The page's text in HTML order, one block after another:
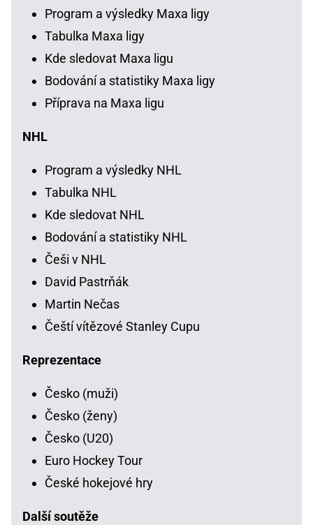
Program a výsledky Maxa ligy
Tabulka Maxa ligy
Kde sledovat Maxa ligu
Bodování a statistiky Maxa ligy
Příprava na Maxa ligu
NHL
Program a výsledky NHL
Tabulka NHL
Kde sledovat NHL
Bodování a statistiky NHL
Češi v NHL
David Pastrňák
Martin Nečas
Čeští vítězové Stanley Cupu
Reprezentace
Česko (muži)
Česko (ženy)
Česko (U20)
Euro Hockey Tour
České hokejové hry
Další soutěže